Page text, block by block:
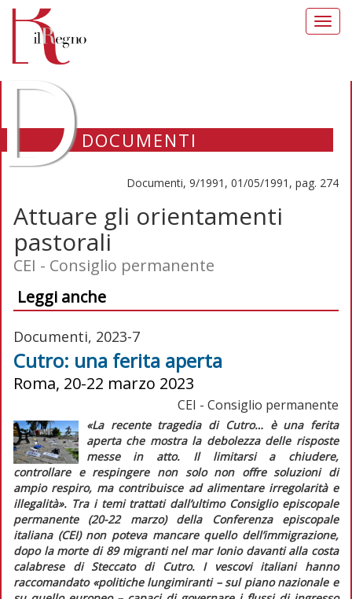
DOCUMENTI
Documenti, 9/1991, 01/05/1991, pag. 274
Attuare gli orientamenti
pastorali
CEI - Consiglio permanente
Leggi anche
Documenti, 2023-7
Cutro: una ferita aperta
Roma, 20-22 marzo 2023
CEI - Consiglio permanente
«La recente tragedia di Cutro… è una ferita
aperta che mostra la debolezza delle risposte
messe in atto. Il limitarsi a chiudere,
controllare e respingere non solo non offre soluzioni di
ampio respiro, ma contribuisce ad alimentare irregolarità e
illegalità». Tra i temi trattati dall’ultimo Consiglio episcopale
permanente (20-22 marzo) della Conferenza episcopale
italiana (CEI) non poteva mancare quello dell’immigrazione,
dopo la morte di 89 migranti nel mar Ionio davanti alla costa
calabrese di Steccato di Cutro. I vescovi italiani hanno
raccomandato «politiche lungimiranti – sul piano nazionale e